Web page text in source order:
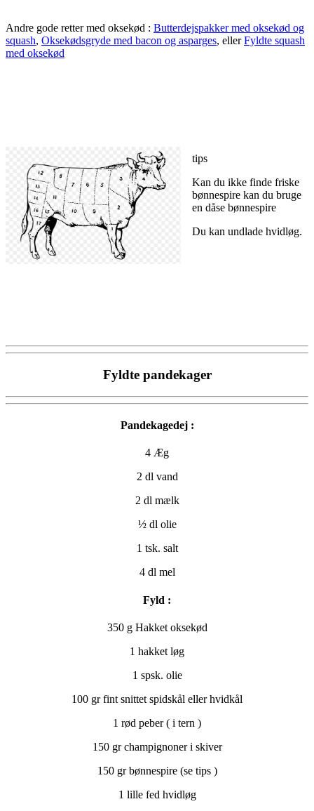
Andre gode retter med oksekød : Butterdejspakker med oksekød og
squash, Oksekødsgryde med bacon og asparges, ellerFyldte squash
med oksekød
tips
Kan du ikke finde friske
bønnespire kan du bruge
en dåse bønnespire
Du kan undlade hvidløg.
Fyldte pandekager
Pandekagedej :
4 Æg
2 dl vand
2 dl mælk
½ dl olie
1 tsk. salt
4 dl mel
Fyld :
350 g Hakket oksekød
1 hakket løg
1 spsk. olie
100 gr fint snittet spidskål eller hvidkål
1 rød peber ( i tern )
150 gr champignoner i skiver
150 gr bønnespire (se tips )
1 lille fed hvidløg